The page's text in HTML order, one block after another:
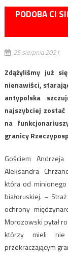
PODOBA CI
25 sierpnia 2021
Zdążyliśmy już
nienawiści,
antypolska
najszybciej zostać
na
granicy
Gościem
Aleksandra
która od
białoruskiej. –
ochrony
Morozowski pytał
którzy mieli nie
przekraczającym